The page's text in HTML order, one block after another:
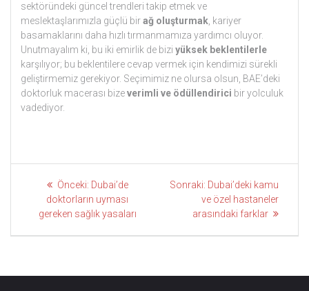
sektöründeki güncel trendleri takip etmek ve
meslektaşlarımızla güçlü birağ oluşturmak , kariyer
basamaklarını daha hızlı tırmanmamıza yardımcı oluyor.
Unutmayalım ki, bu iki emirlik de bizi yüksek beklentilerle
karşılıyor; bu beklentilere cevap vermek için kendimizi sürekli
geliştirmemiz gerekiyor. Seçimimiz ne olursa olsun, BAE’deki
doktorluk macerası bizeverimli ve ödüllendirici bir yolculuk
vadediyor.
Yazı
gezinmesi
Önceki: Önceki
gönderi:
Dubai’de
doktorların uyması
gereken sağlık yasaları
Sonraki: Sonraki
gönderi:
Dubai’deki kamu
ve özel hastaneler
arasındaki farklar